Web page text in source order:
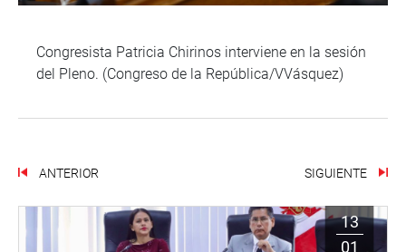
Congresista Patricia Chirinos interviene en la sesión
del Pleno. (Congreso de la República/VVásquez)
ANTERIOR SIGUIENTE
13
01